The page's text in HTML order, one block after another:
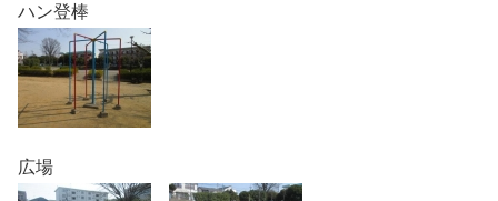
ハン登棒
広場